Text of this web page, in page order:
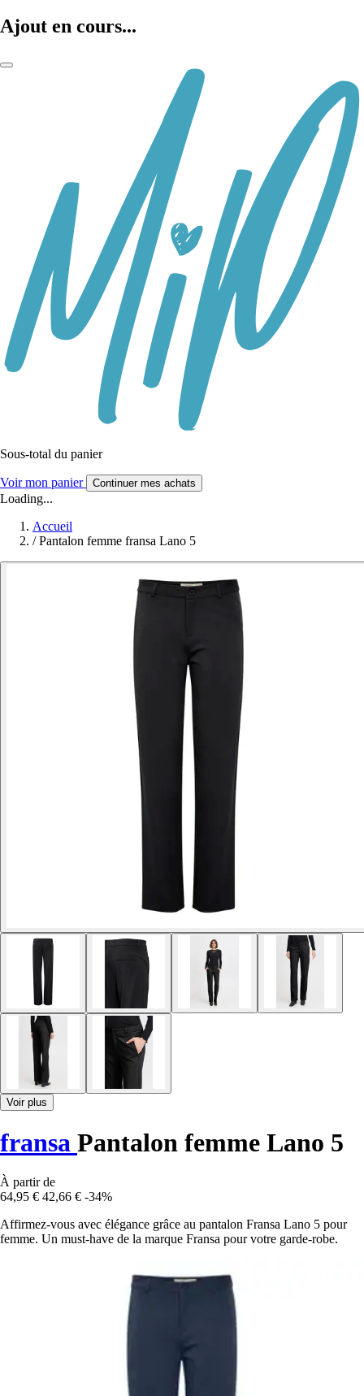
Ajout en cours...
Sous-total du panier
Voir mon panier Continuer mes achats
Loading...
Accueil
/ Pantalon femme fransa Lano 5
Voir plus
fransa Pantalon femme Lano 5
À partir de
64,95 € 42,66 € -34%
Affirmez-vous avec élégance grâce au pantalon Fransa Lano 5 pour
femme. Un must-have de la marque Fransa pour votre garde-robe.